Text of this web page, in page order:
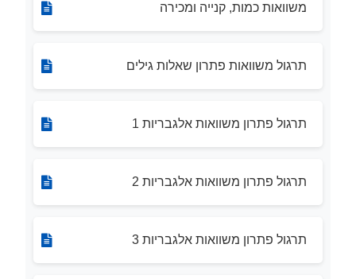
משוואות כמות, קנייה ומכירה
תרגול משוואות פתרון שאלות גילים
תרגול פתרון משוואות אלגבריות 1
תרגול פתרון משוואות אלגבריות 2
תרגול פתרון משוואות אלגבריות 3